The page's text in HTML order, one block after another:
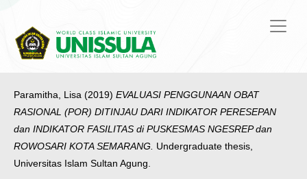
Paramitha, Lisa (2019) EVALUASI PENGGUNAAN OBAT
RASIONAL (POR) DITINJAU DARI INDIKATOR PERESEPAN
dan INDIKATOR FASILITAS di PUSKESMAS NGESREP dan
ROWOSARI KOTA SEMARANG. Undergraduate thesis,
Universitas Islam Sultan Agung.